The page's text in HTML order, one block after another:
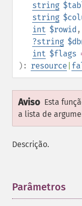
string
string
int $rowid ,
?string
int $flags
): resource
Aviso Esta
a lista de
Descrição.
Parâmetros